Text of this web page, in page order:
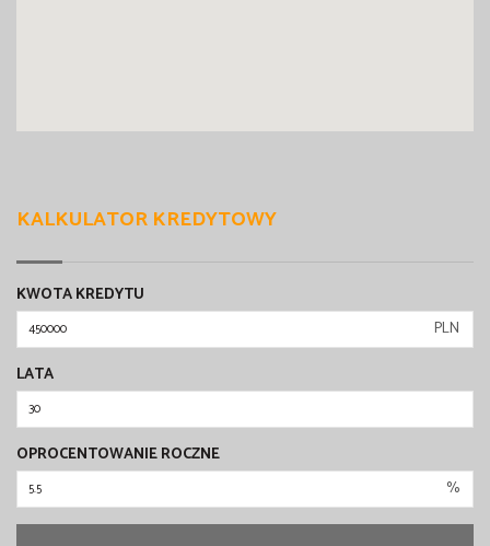
KALKULATOR KREDYTOWY
KWOTA KREDYTU
PLN
LATA
OPROCENTOWANIE ROCZNE
%